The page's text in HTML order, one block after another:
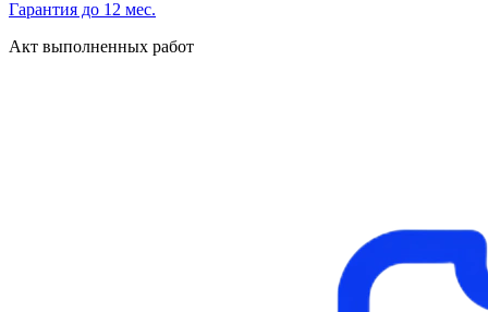
Гарантия до 12 мес.
Акт выполненных работ